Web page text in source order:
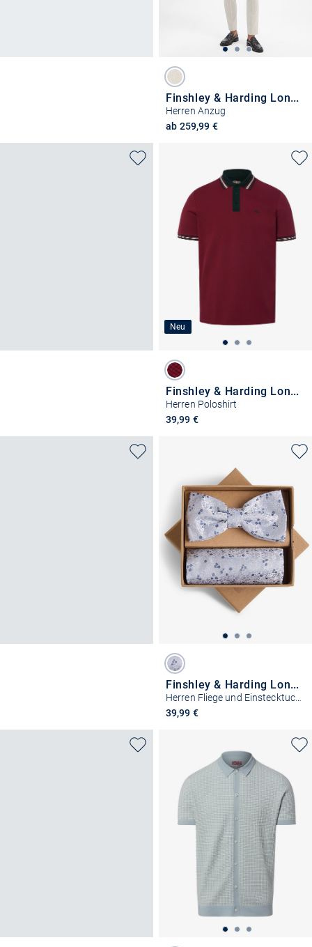
Finshley & Harding London
Herren Anzug
ab 259,99 €
Neu
Finshley & Harding London
Herren Poloshirt
39,99 €
Finshley & Harding London
Herren Fliege und Einstecktuch aus Seide
39,99 €